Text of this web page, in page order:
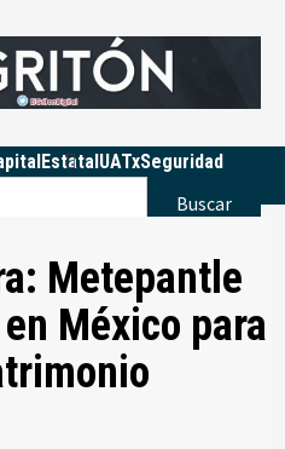
EstatalUATxSeguridad
Metepantle
México para